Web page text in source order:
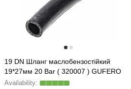
19 DN Шланг маслобензостійкий
19*27мм 20 Bar ( 320007 ) GUFERO